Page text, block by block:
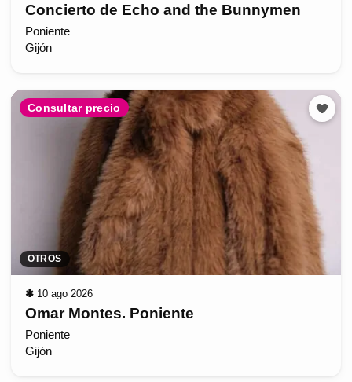
Concierto de Echo and the Bunnymen
Poniente
Gijón
Consultar precio
OTROS
✱ 10 ago 2026
Omar Montes. Poniente
Poniente
Gijón